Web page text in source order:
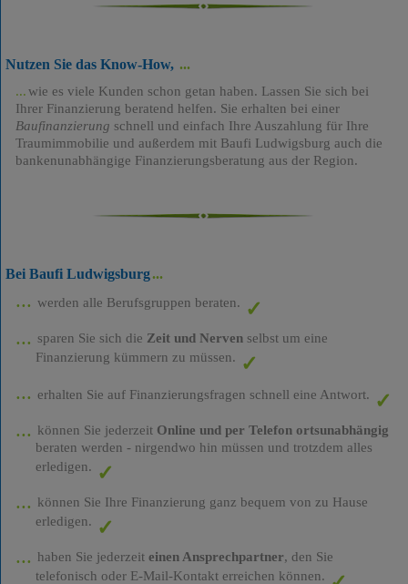
Nutzen Sie das Know-How,
wie es viele Kunden schon getan haben. Lassen Sie sich bei
Ihrer Finanzierung beratend helfen. Sie erhalten bei einer
Baufinanzierung schnell und einfach Ihre Auszahlung für Ihre
Traumimmobilie und außerdem mit Baufi Ludwigsburg auch die
bankenunabhängige Finanzierungsberatung aus der Region.
Bei Baufi Ludwigsburg
werden alle Berufsgruppen beraten.
sparen Sie sich die Zeit und Nervenselbst um eine
Finanzierung kümmern zu müssen.
erhalten Sie auf Finanzierungsfragen schnell eine Antwort.
können Sie jederzeit Online und per Telefon ortsunabhängig
beraten werden - nirgendwo hin müssen und trotzdem alles
erledigen.
können Sie Ihre Finanzierung ganz bequem von zu Hause
erledigen.
haben Sie jederzeit einen Ansprechpartner, den Sie
telefonisch oder E-Mail-Kontakt erreichen können.